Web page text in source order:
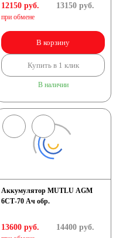
12150 руб.
при обмене
13150руб.
В корзину
Купить в 1 клик
В наличии
Аккумулятор MUTLU AGM
6СТ-70 Ач обр.
13600 руб. 14400руб.